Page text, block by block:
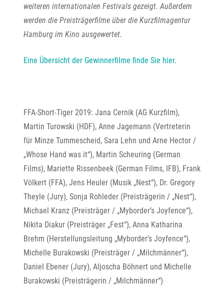
weiteren internationalen Festivals gezeigt. Außerdem
werden die Preisträgerfilme über die Kurzfilmagentur
Hamburg im Kino ausgewertet.
Eine Übersicht der Gewinnerfilme finde Sie hier.
FFA-Short-Tiger 2019: Jana Cernik (AG Kurzfilm),
Martin Turowski (HDF), Anne Jagemann (Vertreterin
für Minze Tummescheid, Sara Lehn und Arne Hector /
„Whose Hand was it“), Martin Scheuring (German
Films), Mariette Rissenbeek (German Films, IFB), Frank
Völkert (FFA), Jens Heuler (Musik „Nest“), Dr. Gregory
Theyle (Jury), Sonja Rohleder (Preisträgerin / „Nest“),
Michael Kranz (Preisträger / „Myborder’s Joyfence“),
Nikita Diakur (Preisträger „Fest“), Anna Katharina
Brehm (Herstellungsleitung „Myborder’s Joyfence“),
Michelle Burakowski (Preisträger / „Milchmänner“),
Daniel Ebener (Jury), Aljoscha Böhnert und Michelle
Burakowski (Preisträgerin / „Milchmänner“)